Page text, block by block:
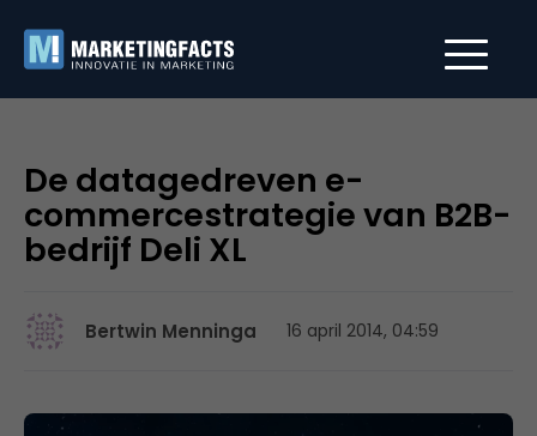
De datagedreven e-
commercestrategie van B2B-
bedrijf Deli XL
Bertwin Menninga 16 april 2014, 04:59